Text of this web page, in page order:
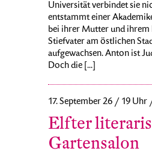
Universität verbindet sie
entstammt einer
bei ihrer Mutter und ihrem
Stiefvater am östlichen
aufgewachsen. Anton ist
Doch die [...]
17. September 26 / 19
Elfter
Gartensalon